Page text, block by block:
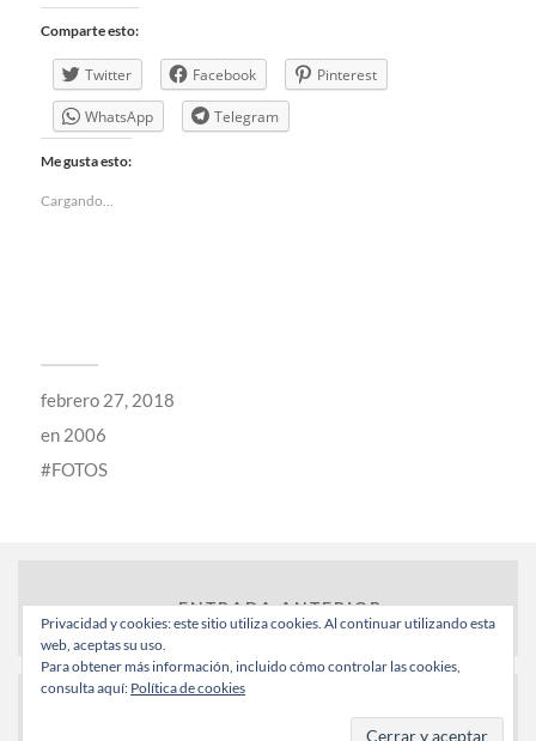
Comparte esto:
Twitter Facebook Pinterest
WhatsApp Telegram
Me gusta esto:
Cargando...
febrero 27, 2018
en 2006
FOTOS
← ENTRADA ANTERIOR
ENTRADA SIGUIENTE →
Privacidad y cookies: este sitio utiliza cookies. Al continuar utilizando esta
web, aceptas su uso.
Para obtener más información, incluido cómo controlar las cookies,
consulta aquí: Política de cookies